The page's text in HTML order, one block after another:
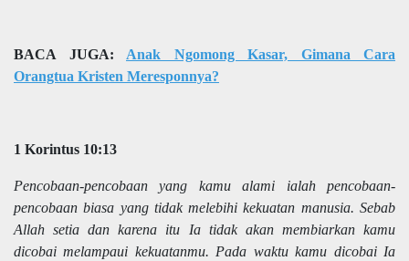
BACA JUGA: Anak Ngomong Kasar, Gimana Cara
Orangtua Kristen Meresponnya?
1 Korintus 10:13
Pencobaan-pencobaan yang kamu alami ialah pencobaan-
pencobaan biasa yang tidak melebihi kekuatan manusia. Sebab
Allah setia dan karena itu Ia tidak akan membiarkan kamu
dicobai melampaui kekuatanmu. Pada waktu kamu dicobai Ia